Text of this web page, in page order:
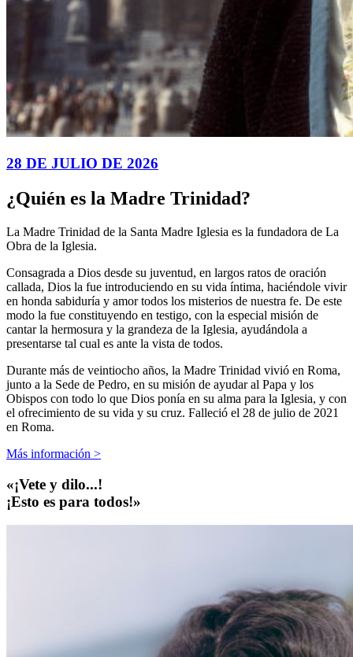
28 DE JULIO DE 2026
¿Quién es la Madre Trinidad?
La Madre Trinidad de la Santa Madre Iglesia es la fundadora de La
Obra de la Iglesia.
Consagrada a Dios desde su juventud, en largos ratos de oración
callada, Dios la fue introduciendo en su vida íntima, haciéndole vivir
en honda sabiduría y amor todos los misterios de nuestra fe. De este
modo la fue constituyendo en testigo, con la especial misión de
cantar la hermosura y la grandeza de la Iglesia, ayudándola a
presentarse tal cual es ante la vista de todos.
Durante más de veintiocho años, la Madre Trinidad vivió en Roma,
junto a la Sede de Pedro, en su misión de ayudar al Papa y los
Obispos con todo lo que Dios ponía en su alma para la Iglesia, y con
el ofrecimiento de su vida y su cruz. Falleció el 28 de julio de 2021
en Roma.
Más información >
«¡Vete y dilo...!
¡Esto es para todos!»